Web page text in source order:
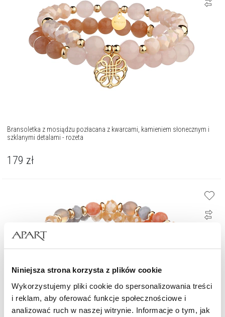
Niniejsza strona korzysta z plików cookie
Wykorzystujemy pliki cookie do spersonalizowania treści
i reklam, aby oferować funkcje społecznościowe i
analizować ruch w naszej witrynie. Informacje o tym, jak
Bransoletka z mosiądzu pozłacana z kwarcami, kamieniem słonecznym i
szklanymi detalami - rozeta
179 zł